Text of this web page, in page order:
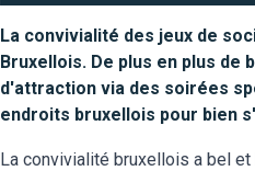
La convivialité des jeux de
Bruxellois. De plus en plus de
d'attraction via des soirées
endroits bruxellois pour bien
La convivialité bruxellois a bel